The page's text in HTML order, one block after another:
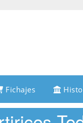
Fichajes